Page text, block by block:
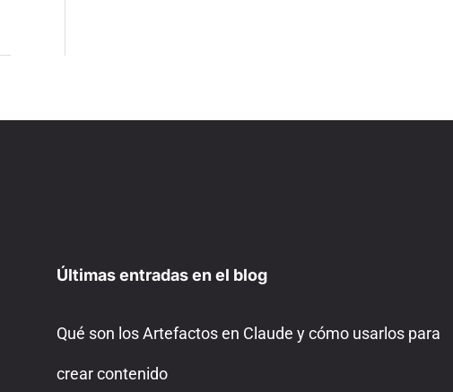
Últimas entradas en el blog
Qué son los Artefactos en Claude y cómo usarlos para
crear contenido